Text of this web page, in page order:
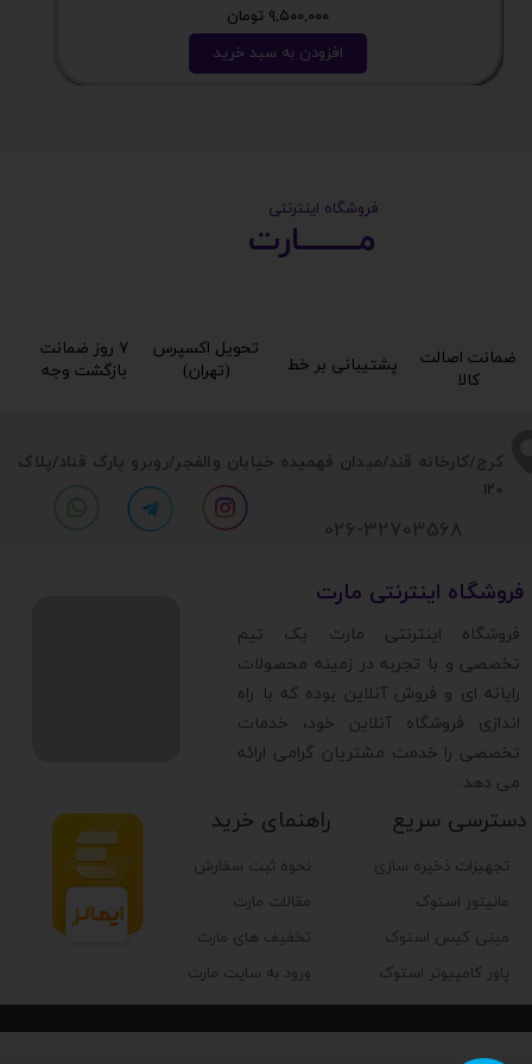
۹,۵۰۰,۰۰۰ تومان
افزودن به سبد خرید
​​کرج/کارخانه قند/میدان فهمیده خیابان والفجر/روبرو پارک قناد/پلاک
120
تجهیزات ذخیره سازی
مانیتور استوک
مینی کیس استوک
پاور کامپیوتر استوک
دسترسی سریع راهنمای خرید
نحوه ثبت سفارش
مقالات مارت
تخفیف های مارت
ورود به سایت مارت
​فروشگاه اینترنتی مارت
​فروشگاه اینترنتی مارت یک تیم
تخصصی و با تجربه در زمینه محصولات
رایانه ای و فروش آنلاین بوده که با راه
اندازی فروشگاه آنلاین خود، خدمات
تخصصی را خدمت مشتریان گرامی ارائه
می دهد.
026-32703568
مــــــــارت​​​​​​
​ ​فروشگاه اینترنتی
۷ روز ضمانت
بازگشت وجه​​​​​​​
تحویل اکسپرس
(تهران)​​​​​​​
پشتیبانی بر خط​​​​​​​
ضمانت اصالت
کالا​​​​​​​